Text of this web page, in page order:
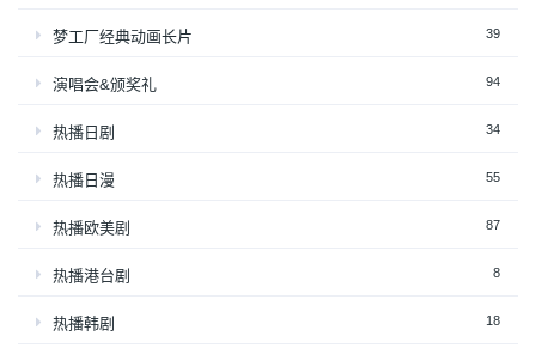
梦工厂经典动画长片 39
演唱会&颁奖礼 94
热播日剧 34
热播日漫 55
热播欧美剧 87
热播港台剧 8
热播韩剧 18